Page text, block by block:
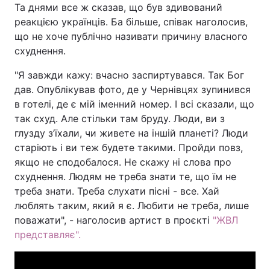
Та днями все ж сказав, що був здивований
реакцією українців. Ба більше, співак наголосив,
що не хоче публічно називати причину власного
схуднення.
"Я завжди кажу: вчасно заспиртувався. Так Бог
дав. Опублікував фото, де у Чернівцях зупинився
в готелі, де є мій іменний номер. І всі сказали, що
так схуд. Але стільки там бруду. Люди, ви з
глузду з’їхали, чи живете на іншій планеті? Люди
старіють і ви теж будете такими. Пройди повз,
якщо не сподобалося. Не скажу ні слова про
схуднення. Людям не треба знати те, що їм не
треба знати. Треба слухати пісні - все. Хай
люблять таким, який я є. Любити не треба, лише
поважати", - наголосив артист в проєкті "ЖВЛ
представляє".